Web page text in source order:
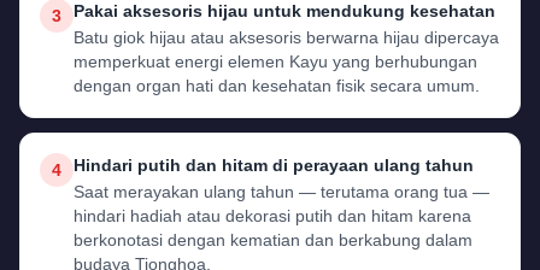
3
Pakai aksesoris hijau untuk mendukung kesehatan
Batu giok hijau atau aksesoris berwarna hijau dipercaya
memperkuat energi elemen Kayu yang berhubungan
dengan organ hati dan kesehatan fisik secara umum.
4
Hindari putih dan hitam di perayaan ulang tahun
Saat merayakan ulang tahun — terutama orang tua —
hindari hadiah atau dekorasi putih dan hitam karena
berkonotasi dengan kematian dan berkabung dalam
budaya Tionghoa.